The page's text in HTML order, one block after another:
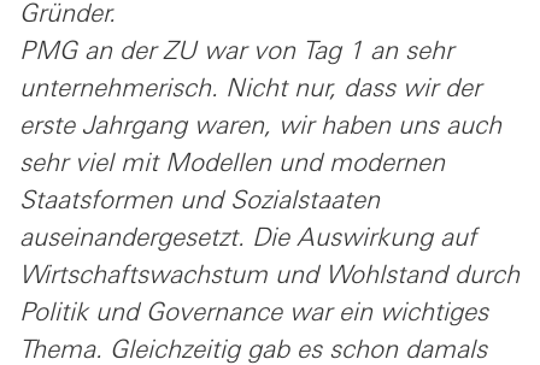
Gründer.
PMG an der ZU war von Tag 1 an sehr
unternehmerisch. Nicht nur, dass wir der
erste Jahrgang waren, wir haben uns auch
sehr viel mit Modellen und modernen
Staatsformen und Sozialstaaten
auseinandergesetzt. Die Auswirkung auf
Wirtschaftswachstum und Wohlstand durch
Politik und Governance war ein wichtiges
Thema. Gleichzeitig gab es schon damals